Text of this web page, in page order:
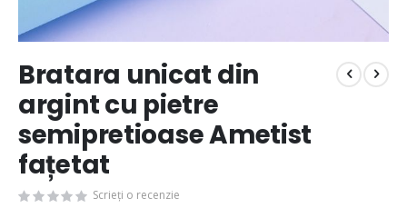
Bratara unicat din
argint cu pietre
semipretioase Ametist
fațetat
Scrieți o recenzie